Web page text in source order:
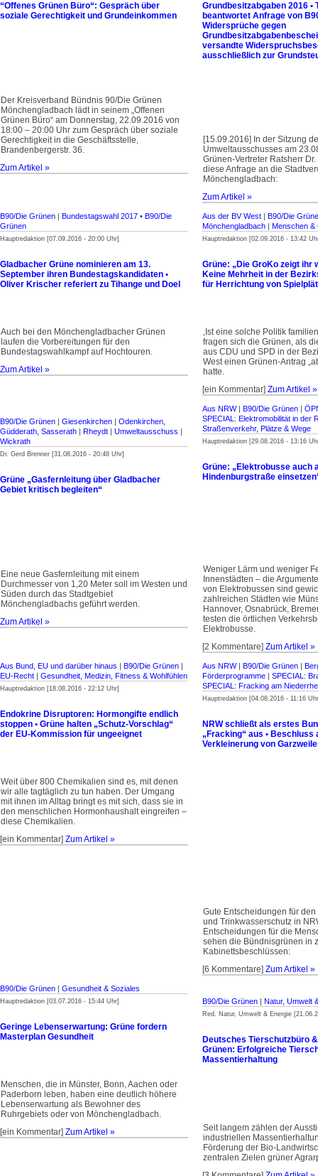
“Offenes Grünen Büro“: Gespräch über
soziale Gerechtigkeit und Grundeinkommen
Der Kreisverband Bündnis 90/Die Grünen
Mönchengladbach lädt in seinem „Offenen
Grünen Büro“ am Donnerstag, 22.09.2016 von
18:00 – 20:00 Uhr zum Gespräch über soziale
Gerechtigkeit in die Geschäftsstelle,
Brandenbergerstr. 36.
Zum Artikel »
Grundbesitzabgaben 2016 •
beantwortet Anfrage von
Widersprüche gegen
versandte
ausschließlich zur
[15.09.2016] In der Sitzung
Umweltausschusses am
Grünen-Vertreter Ratsherr
diese Anfrage an die
Mönchengladbach:
Zum Artikel »
B90/Die Grünen | Bundestagswahl 2017 • B90/Die
Grünen
Hauptredaktion [07.09.2016 - 20:00 Uhr]
Gladbacher Grüne nominieren am 13.
September ihren Bundestagskandidaten •
Oliver Krischer referiert zu Tihange und Doel
Auch bei den Mönchengladbacher Grünen
laufen die Vorbereitungen für den
Bundestagswahlkampf auf Hochtouren.
Zum Artikel »
Aus der BV West | B90/Die
Mönchengladbach | Menschen &
Hauptredaktion [02.09.2016 - 13:42
Grüne: „Die GroKo zeigt ihr
Keine Mehrheit in der
für Herrichtung von
‚Ist eine solche Politik
fragen sich die Grünen, als
aus CDU und SPD in der
West einen Grünen-Antrag
hatte.
[ein Kommentar] Zum Artikel »
B90/Die Grünen | Giesenkirchen | Odenkirchen,
Güdderath, Sasserath | Rheydt | Umweltausschuss |
Wickrath
Dr. Gerd Brenner [31.08.2016 - 20:48 Uhr]
Grüne „Gasfernleitung über Gladbacher
Gebiet kritisch begleiten“
Eine neue Gasfernleitung mit einem
Durchmesser von 1,20 Meter soll im Westen und
Süden durch das Stadtgebiet
Mönchengladbachs geführt werden.
Zum Artikel »
Aus NRW| B90/Die Grünen |
SPECIAL: Elektromobilität in der
Straßenverkehr, Plätze & Wege
Hauptredaktion [29.08.2016 - 13:16
Grüne: „Elektrobusse auch
Hindenburgstraße
Weniger Lärm und weniger
Innenstädten – die
von Elektrobussen sind
zahlreichen Städten wie
Hannover, Osnabrück,
testen die örtlichen
Elektrobusse.
[2 Kommentare] Zum Artikel »
Aus Bund, EU und darüber hinaus | B90/Die Grünen |
EU-Recht | Gesundheit, Medizin, Fitness & Wohlfühlen
Hauptredaktion [18.08.2016 - 22:12 Uhr]
Endokrine Disruptoren: Hormongifte endlich
stoppen • Grüne halten „Schutz-Vorschlag“
der EU-Kommission für ungeeignet
Weit über 800 Chemikalien sind es, mit denen
wir alle tagtäglich zu tun haben. Der Umgang
mit ihnen im Alltag bringt es mit sich, dass sie in
den menschlichen Hormonhaushalt eingreifen –
diese Chemikalien.
[ein Kommentar] Zum Artikel »
Aus NRW| B90/Die Grünen |
Förderprogramme | SPECIAL:
SPECIAL: Fracking am
Hauptredaktion [04.08.2016 - 11:16
NRW schließt als erstes
„Fracking“ aus • Beschluss
Verkleinerung von
Gute Entscheidungen für
und Trinkwasserschutz in
Entscheidungen für die
sehen die Bündnisgrünen in
Kabinettsbeschlüssen:
[6 Kommentare] Zum Artikel »
B90/Die Grünen | Gesundheit & Soziales
Hauptredaktion [03.07.2016 - 15:44 Uhr]
Geringe Lebenserwartung: Grüne fordern
Masterplan Gesundheit
Menschen, die in Münster, Bonn, Aachen oder
Paderborn leben, haben eine deutlich höhere
Lebenserwartung als Bewohner des
Ruhrgebiets oder von Mönchengladbach.
[ein Kommentar] Zum Artikel »
B90/Die Grünen | Natur, Umwelt
Red. Natur, Umwelt & Energie
Deutsches Tierschutzbüro
Grünen: Erfolgreiche
Massentierhaltung
Seit langem zählen der
industriellen
Förderung der Bio-
zentralen Zielen grüner